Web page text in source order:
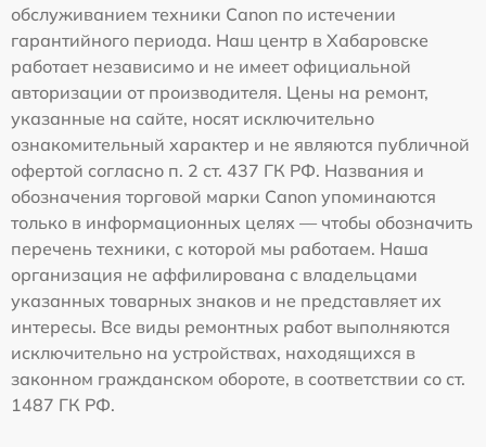
обслуживанием техники Canon по истечении
гарантийного периода. Наш центр в Хабаровске
работает независимо и не имеет официальной
авторизации от производителя. Цены на ремонт,
указанные на сайте, носят исключительно
ознакомительный характер и не являются публичной
офертой согласно п. 2 ст. 437 ГК РФ. Названия и
обозначения торговой марки Canon упоминаются
только в информационных целях — чтобы обозначить
перечень техники, с которой мы работаем. Наша
организация не аффилирована с владельцами
указанных товарных знаков и не представляет их
интересы. Все виды ремонтных работ выполняются
исключительно на устройствах, находящихся в
законном гражданском обороте, в соответствии со ст.
1487 ГК РФ.